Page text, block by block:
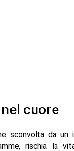
cuore
sconvolta da un
rischia la